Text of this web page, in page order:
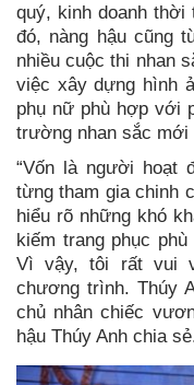
quý, kinh doanh thời
đó, nàng hậu cũng
nhiều cuộc thi nhan
việc xây dựng hình
phụ nữ phù hợp với
trường nhan sắc mới
“Vốn là người hoạt
từng tham gia chinh
hiểu rõ những khó
kiếm trang phục
Vì vậy, tôi rất vui
chương trình. Thúy
chủ nhân chiếc
hậu Thúy Anh chia